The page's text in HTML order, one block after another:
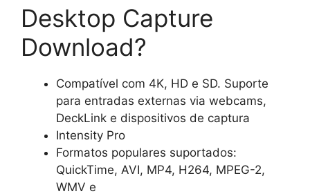
Desktop Capture
Download?
Compatível com 4K, HD e SD. Suporte
para entradas externas via webcams,
DeckLink e dispositivos de captura
Intensity Pro
Formatos populares suportados:
QuickTime, AVI, MP4, H264, MPEG-2,
WMV e